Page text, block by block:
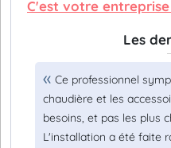
C'est votre entreprise
Les
Ce professionnel
chaudière et les
besoins, et pas les plus
L'installation a été faite